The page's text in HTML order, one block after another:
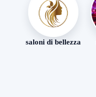
saloni di bellezza